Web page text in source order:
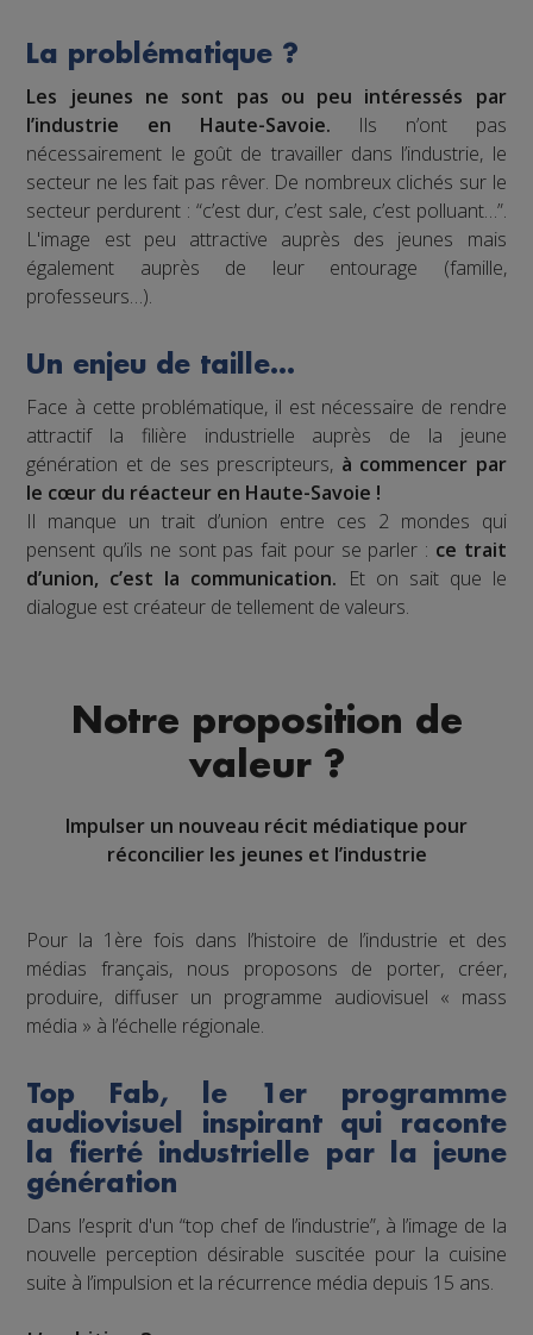
La problématique ?
Les jeunes ne sont pas ou peu intéressés par
l’industrie en Haute-Savoie. Ils n’ont pas
nécessairement le goût de travailler dans l’industrie, le
secteur ne les fait pas rêver. De nombreux clichés sur le
secteur perdurent : “c’est dur, c’est sale, c’est polluant…”.
L'image est peu attractive auprès des jeunes mais
également auprès de leur entourage (famille,
professeurs…).
Un enjeu de taille…
Face à cette problématique, il est nécessaire de rendre
attractif la filière industrielle auprès de la jeune
génération et de ses prescripteurs, à commencer par
le cœur du réacteur en Haute-Savoie !
Il manque un trait d’union entre ces 2 mondes qui
pensent qu’ils ne sont pas fait pour se parler : ce trait
d’union, c’est la communication. Et on sait que le
dialogue est créateur de tellement de valeurs.
Notre proposition de
valeur ?
Impulser un nouveau récit médiatique pour
réconcilier les jeunes et l’industrie
Pour la 1ère fois dans l’histoire de l’industrie et des
médias français, nous proposons de porter, créer,
produire, diffuser un programme audiovisuel « mass
média » à l’échelle régionale.
Top Fab, le 1er programme
audiovisuel inspirant qui raconte
la fierté industrielle par la jeune
génération
Dans l’esprit d'un “top chef de l’industrie”, à l’image de la
nouvelle perception désirable suscitée pour la cuisine
suite à l’impulsion et la récurrence média depuis 15 ans.